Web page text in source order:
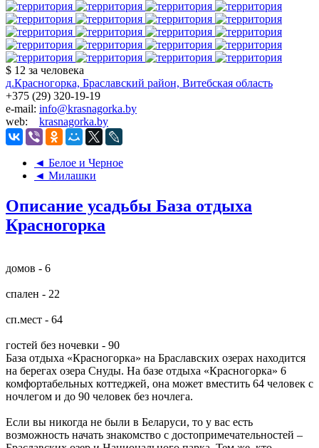
$ 12 за человека
д.Красногорка, Браславский район, Витебская область
+375 (29) 320-19-19
e-mail: info@krasnagorka.by
web: krasnagorka.by
◄ Белое и Черное
◄ Милашки
Описание усадьбы База отдыха
Красногорка
домов - 6
спален - 22
сп.мест - 64
гостей без ночевки - 90
База отдыха «Красногорка» на Браславских озерах находится
на берегах озера Снуды. На базе отдыха «Красногорка» 6
комфортабельных коттеджей, она может вместить 64 человек с
ночлегом и до 90 человек без ночлега.
Если вы никогда не были в Беларуси, то у вас есть
возможность начать знакомство с достопримечательностей –